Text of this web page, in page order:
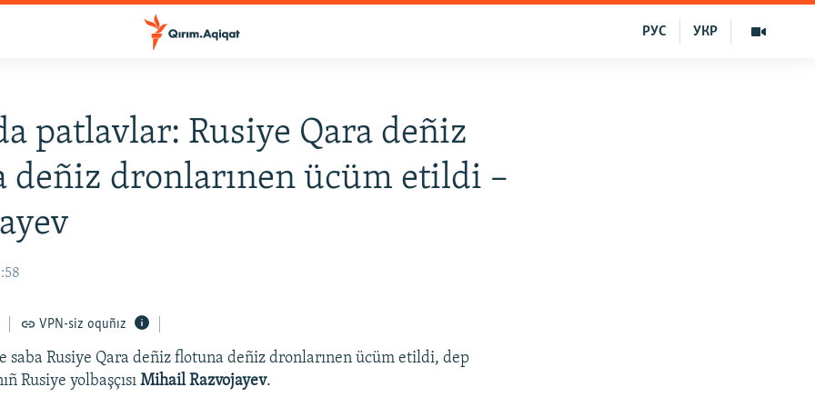
УКР
РУС
patlavlar: Rusiye Qara deñiz
deñiz dronlarınen ücüm etildi –
VPN-siz oquñız
saba Rusiye Qara deñiz flotuna deñiz dronlarınen ücüm etildi, dep
Rusiye yolbaşçısı Mihail Razvojayev.